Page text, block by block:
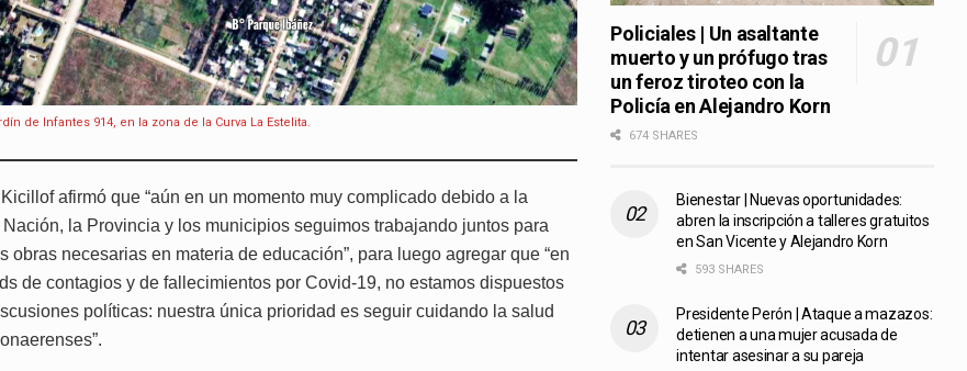
de Infantes 914, en la zona de la Curva La Estelita.
afirmó que “aún en un momento muy complicado debido a la
la Provincia y los municipios seguimos trabajando juntos para
obras necesarias en materia de educación”, para luego agregar que “en
de contagios y de fallecimientos por Covid-19, no estamos dispuestos
políticas: nuestra única prioridad es seguir cuidando la salud
Policiales | Un asaltante
muerto y un prófugo tras
un feroz tiroteo con la
Policía en Alejandro Korn
674 SHARES
Bienestar | Nuevas oportunidades:
abren la inscripción a talleres gratuitos
en San Vicente y Alejandro Korn
593 SHARES
Presidente Perón | Ataque a mazazos:
detienen a una mujer acusada de
intentar asesinar a su pareja